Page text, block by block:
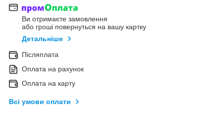
Ви отримаєте замовлення
або гроші повернуться на вашу картку
Детальніше
Післяплата
Оплата на рахунок
Оплата на карту
Всі умови оплати